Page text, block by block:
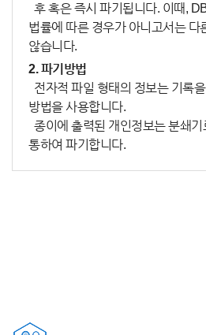
후 혹은 즉시 파기됩니다. 이때,
법률에 따른 경우가 아니고서는 다
않습니다.
2. 파기방법
전자적 파일 형태의 정보는 기록
방법을 사용합니다.
종이에 출력된 개인정보는 분쇄
통하여 파기합니다.